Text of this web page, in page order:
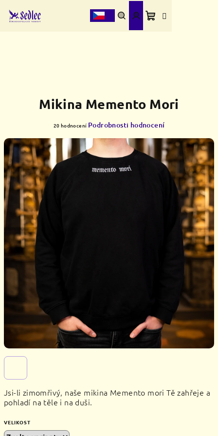
obsah
HledatPřihlášení
Jsi-li zimomřivý, naše mikina Memento mori Tě zahřeje a
pohladí na těle i na duši.
VELIKOST
Mikina Memento Mori
Průměrné
produktu
je
4,4
z
20 hodnocení Podrobnosti hodnocení